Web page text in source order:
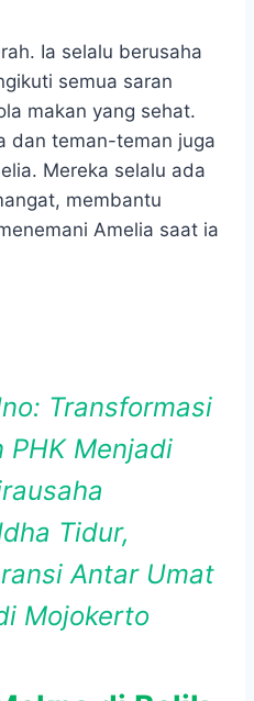
Ia selalu berusaha
semua saran
makan yang sehat.
dan teman-teman juga
Mereka selalu ada
membantu
Amelia saat ia
Transformasi
PHK Menjadi
Tidur,
Antar Umat
Mojokerto